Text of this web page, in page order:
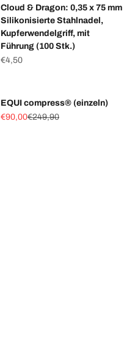
Cloud & Dragon: 0,35 x 75 mm
Silikonisierte Stahlnadel,
Kupferwendelgriff, mit
Führung (100 Stk.)
Angebot
€4,50
EQUI compress® (einzeln)
Angebot
€90,00Regulärer Preis
€249,90